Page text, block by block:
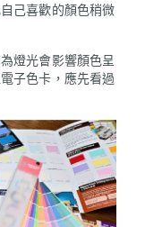
己喜歡的顏色稍微
燈光會影響顏色呈
子色卡，應先看過